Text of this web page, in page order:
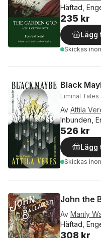
Häftad,
235 kr
Lägg
Skickas
Black
Liminal Tales
Av Attila
Inbunden,
526 kr
Lägg
Skickas
John the
Av Manly
Häftad,
308 kr